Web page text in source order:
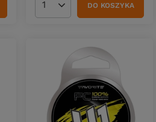
Ilość produktówDO KOSZYKA